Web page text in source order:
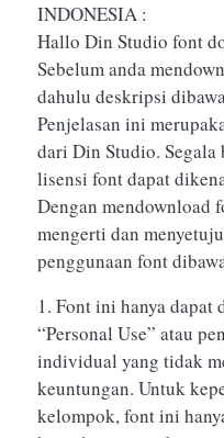
INDONESIA :
Hallo Din Studio font
Sebelum anda
dahulu deskripsi
Penjelasan ini
dari Din Studio. Segala
lisensi font dapat
Dengan mendownload
mengerti dan
penggunaan font
1. Font ini hanya
“Personal Use” atau
individual yang tidak
keuntungan. Untuk
kelompok, font ini